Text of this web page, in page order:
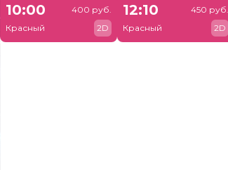
10:00
Красный
400 руб.
2D
12:10
Красный
450 руб.
2D